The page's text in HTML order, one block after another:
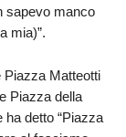
sapevo manco
mia)”.
Piazza Matteotti
Piazza della
detto “Piazza